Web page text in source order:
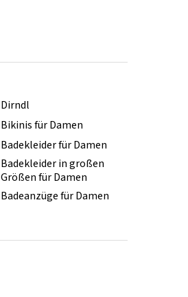
Dirndl
Bikinis für Damen
Badekleider für Damen
Badekleider in großen
Größen für Damen
Badeanzüge für Damen